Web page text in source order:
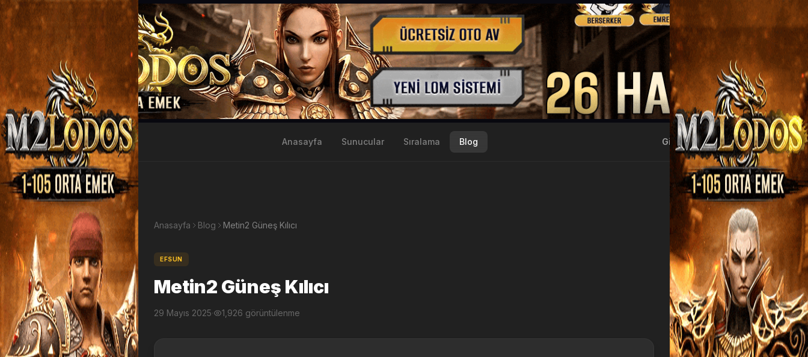
EP Kazan Anasayfa Sunucular Sıralama Blog Giriş Yap Kayıt Ol
Anasayfa Blog Metin2 Güneş Kılıcı
EFSUN
Metin2 Güneş Kılıcı
29 Mayıs 2025· 1,926 görüntülenme